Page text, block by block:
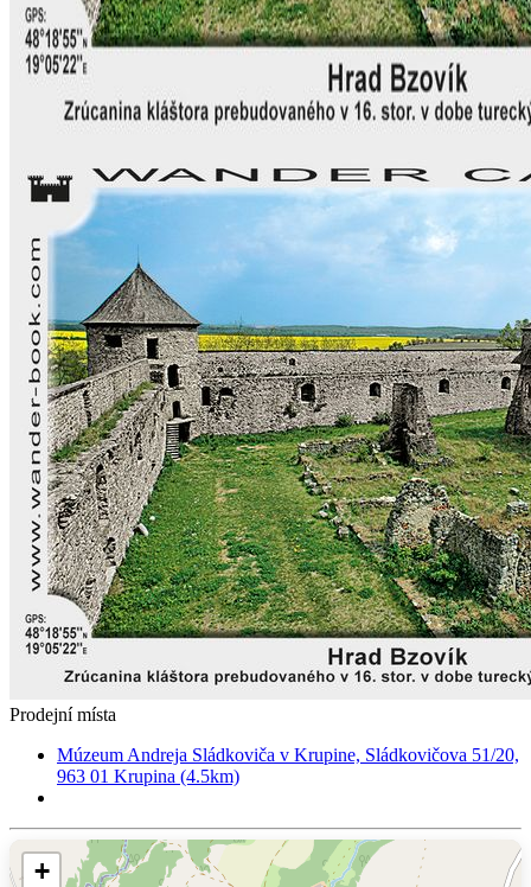
Prodejní místa
Múzeum Andreja Sládkoviča v Krupine, Sládkovičova 51/20,
963 01 Krupina (4.5km)
+